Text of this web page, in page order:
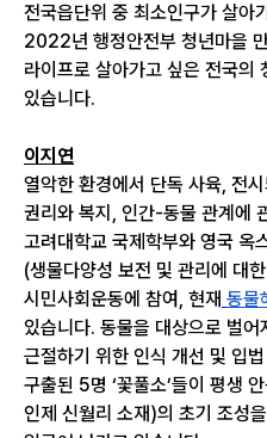
전국읍단위 중 최소인구가 살아
2022년 행정안전부 청년마을
라이프로 살아가고 싶은 전국의
있습니다.
이지연
열악한 환경에서 단독 사육, 전
권리와 복지, 인간-동물 관계에
고려대학교 국제학부와 영국 옥
(생물다양성 보전 및 관리에 대
시민사회운동에 참여, 현재 동물
있습니다. 동물을 대상으로 벌
근절하기 위한 인식 개선 및 입
구출된 5명 ‘꽃풀소’들이 평생
인제 신월리 소재)의 초기 조성